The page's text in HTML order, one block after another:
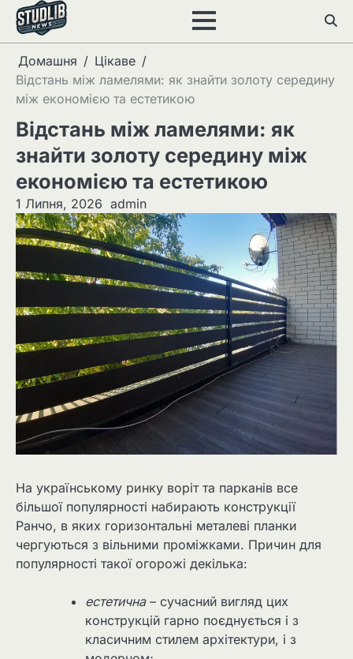
Перейти
вмісту
Домашня
Цікаве
Відстань між ламелями: як знайти золоту середину
між економією та естетикою
Відстань між ламелями: як
знайти золоту середину між
економією та естетикою
1 Липня, 2026 admin
На українському ринку воріт та парканів все
більшої популярності набирають конструкції
Ранчо, в яких горизонтальні металеві планки
чергуються з вільними проміжками. Причин для
популярності такої огорожі декілька:
естетична – сучасний вигляд цих
конструкцій гарно поєднується і з
класичним стилем архітектури, і з